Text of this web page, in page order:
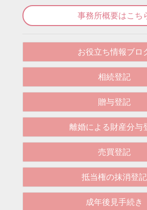
事務所概要はこち
お役立ち情報ブロ
相続登記
贈与登記
離婚による財産分与
売買登記
抵当権の抹消登記
成年後見手続き